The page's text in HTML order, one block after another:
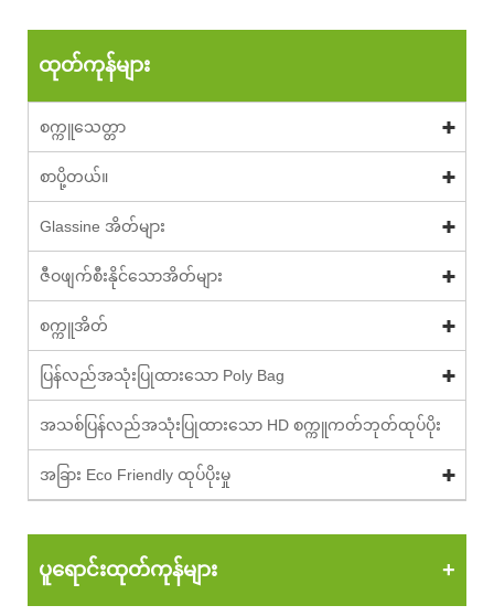
ထုတ်ကုန်များ
စက္ကူသေတ္တာ
စာပို့တယ်။
Glassine အိတ်များ
ဇီဝဖျက်စီးနိုင်သောအိတ်များ
စက္ကူအိတ်
ပြန်လည်အသုံးပြုထားသော Poly Bag
အသစ်ပြန်လည်အသုံးပြုထားသော HD စက္ကူကတ်ဘုတ်ထုပ်ပိုး
အခြား Eco Friendly ထုပ်ပိုးမှု
ပူရောင်းထုတ်ကုန်များ